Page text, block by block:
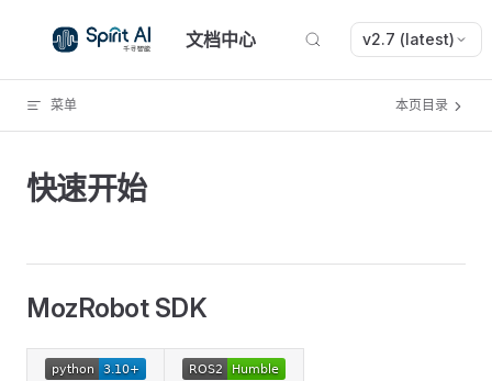
Skip to content 文档中心 v2.7 (latest)
菜单 本页目录
快速开始
MozRobot SDK